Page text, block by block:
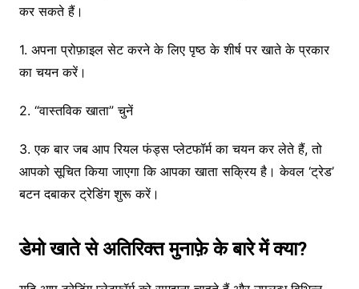
कर सकते हैं।
1. अपना प्रोफ़ाइल सेट करने के लिए पृष्ठ के शीर्ष पर खाते के प्रकार
का चयन करें।
2. “वास्तविक खाता” चुनें
3. एक बार जब आप रियल फंड्स प्लेटफॉर्म का चयन कर लेते हैं, तो
आपको सूचित किया जाएगा कि आपका खाता सक्रिय है। केवल ‘ट्रेड’
बटन दबाकर ट्रेडिंग शुरू करें।
डेमो खाते से अतिरिक्त मुनाफ़े के बारे में क्या?